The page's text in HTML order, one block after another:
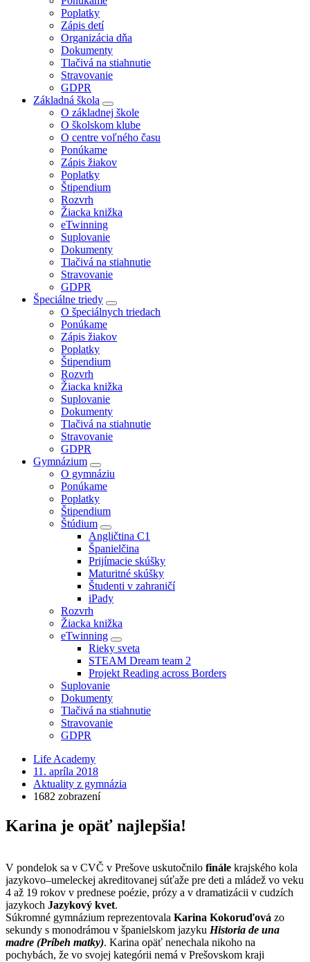
Poplatky
Zápis detí
Organizácia dňa
Dokumenty
Tlačivá na stiahnutie
Stravovanie
GDPR
Základná škola
O základnej škole
O školskom klube
O centre voľného času
Ponúkame
Zápis žiakov
Poplatky
Štipendium
Rozvrh
Žiacka knižka
eTwinning
Suplovanie
Dokumenty
Tlačivá na stiahnutie
Stravovanie
GDPR
Špeciálne triedy
O špeciálnych triedach
Ponúkame
Zápis žiakov
Poplatky
Štipendium
Rozvrh
Žiacka knižka
Suplovanie
Dokumenty
Tlačivá na stiahnutie
Stravovanie
GDPR
Gymnázium
O gymnáziu
Ponúkame
Poplatky
Štipendium
Štúdium
Angličtina C1
Španielčina
Prijímacie skúšky
Maturitné skúšky
Študenti v zahraničí
iPady
Rozvrh
Žiacka knižka
eTwinning
Rieky sveta
STEAM Dream team 2
Projekt Reading across Borders
Suplovanie
Dokumenty
Tlačivá na stiahnutie
Stravovanie
GDPR
Life Academy
11. apríla 2018
Aktuality z gymnázia
1682 zobrazení
Karina je opäť najlepšia!
V pondelok sa v CVČ v Prešove uskutočnilo finále krajského kola
jazykovo–umeleckej akreditovanej súťaže pre deti a mládež vo veku
4 až 19 rokov v prednese poézie, prózy a v dramatizácii v cudzích
jazykoch Jazykový kvet.
Súkromné gymnázium reprezentovala Karina Kokoruďová zo
sekundy s monodrámou v španielskom jazyku Historia de una
madre (Príbeh matky). Karina opäť nenechala nikoho na
pochybách, že vo svojej kategórii nemá v Prešovskom kraji